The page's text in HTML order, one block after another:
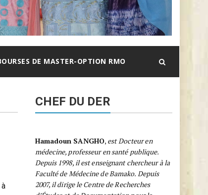
DE MASTER-OPTION RMO
CHEF DU DER
Hamadoun SANGHO, est Docteur en
médecine, professeur en santé publique.
Depuis 1998, il est enseignant chercheur à la
Faculté de Médecine de Bamako. Depuis
2007, il dirige le Centre de Recherches